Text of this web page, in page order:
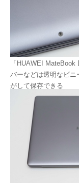
「HUAWEI
バーなどは透明なビニ
がして保存できる